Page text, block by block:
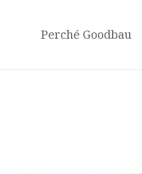
Perché Goodbau